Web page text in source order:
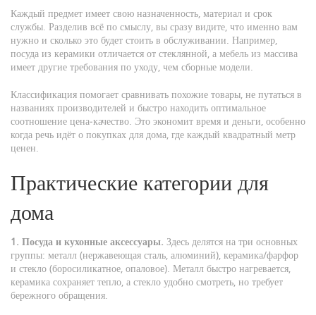
Каждый предмет имеет свою назначенность, материал и срок
службы. Разделив всё по смыслу, вы сразу видите, что именно вам
нужно и сколько это будет стоить в обслуживании. Например,
посуда из керамики отличается от стеклянной, а мебель из массива
имеет другие требования по уходу, чем сборные модели.
Классификация помогает сравнивать похожие товары, не путаться в
названиях производителей и быстро находить оптимальное
соотношение цена‑качество. Это экономит время и деньги, особенно
когда речь идёт о покупках для дома, где каждый квадратный метр
ценен.
Практические категории для
дома
1. Посуда и кухонные аксессуары. Здесь делятся на три основных
группы: металл (нержавеющая сталь, алюминий), керамика/фарфор
и стекло (боросиликатное, опаловое). Металл быстро нагревается,
керамика сохраняет тепло, а стекло удобно смотреть, но требует
бережного обращения.